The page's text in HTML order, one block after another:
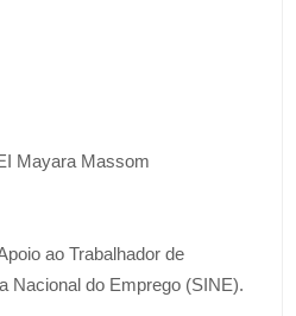
Mayara Massom
ao Trabalhador de
Nacional do Emprego (SINE).